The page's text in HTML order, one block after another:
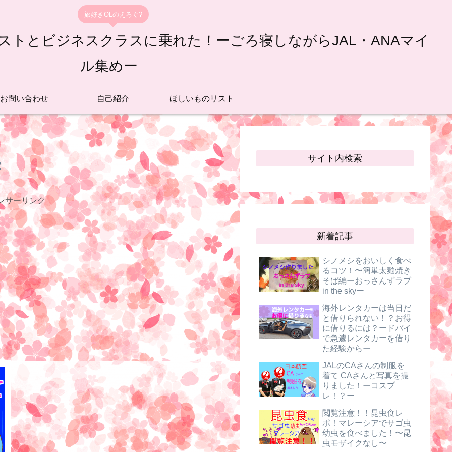
旅好きOLのえろぐ?
トとビジネスクラスに乗れた！ーごろ寝しながらJAL・ANAマイ
ル集めー
お問い合わせ 自己紹介 ほしいものリスト
サーリンク
サイト内検索
新着記事
シノメシをおいしく食べ
るコツ！〜簡単太麺焼き
そば編ーおっさんずラブ
in the skyー
海外レンタカーは当日だ
と借りられない！？お得
に借りるには？ードバイ
で急遽レンタカーを借り
た経験からー
JALのCAさんの制服を
着て CAさんと写真を撮
りました！ーコスプ
レ！？ー
閲覧注意！！昆虫食レ
ポ！マレーシアでサゴ虫
幼虫を食べました！〜昆
虫モザイクなし〜